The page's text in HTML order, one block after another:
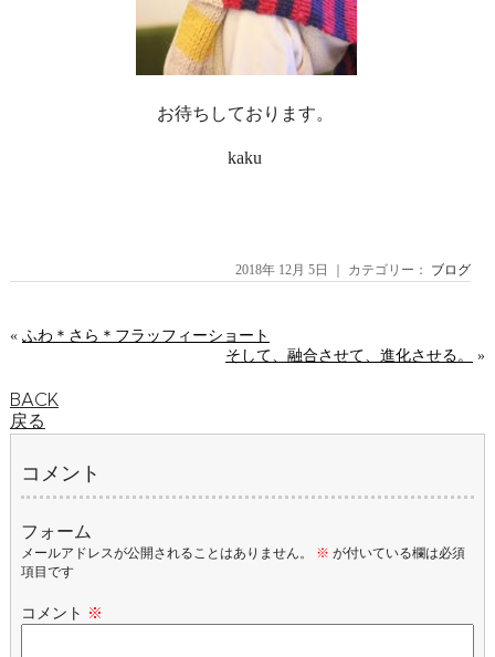
お待ちしております。
kaku
2018年 12月 5日 ｜ カテゴリー： ブログ
« ふわ＊さら＊フラッフィーショート
そして、融合させて、進化させる。
»
BACK
戻る
コメント
フォーム
メールアドレスが公開されることはありません。 ※ が付いている欄は必須
項目です
コメント ※